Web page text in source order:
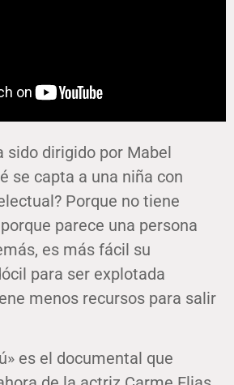
sido dirigido por Mabel
se capta a una niña con
Porque no tiene
parece una persona
es más fácil su
para ser explotada
menos recursos para salir
es el documental que